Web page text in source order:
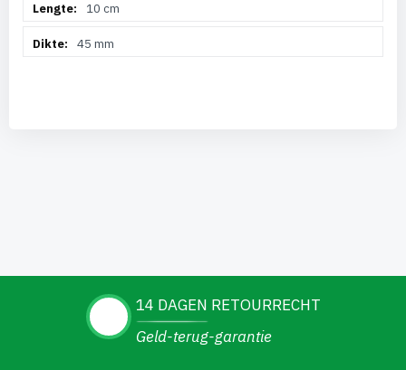
10 cm
45 mm
14 DAGEN RETOURRECHT
Geld-terug-garantie